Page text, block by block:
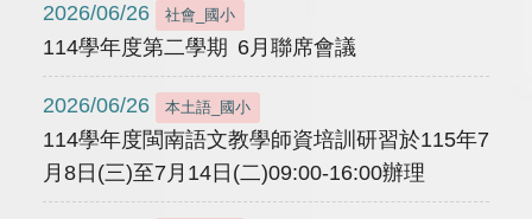
2026/06/26 社會_國小
114學年度第二學期 6月聯席會議
2026/06/26 本土語_國小
114學年度閩南語文教學師資培訓研習於115年7
月8日(三)至7月14日(二)09:00-16:00辦理